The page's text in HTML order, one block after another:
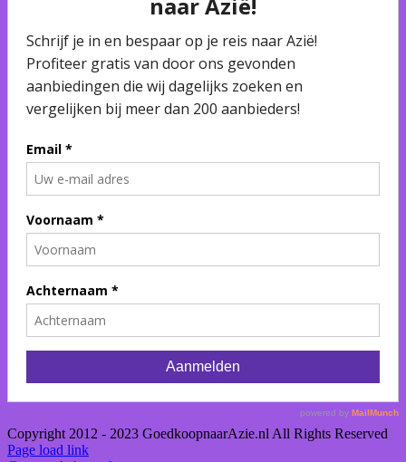
Copyright 2012 - 2023 GoedkoopnaarAzie.nl All Rights Reserved
Page load link